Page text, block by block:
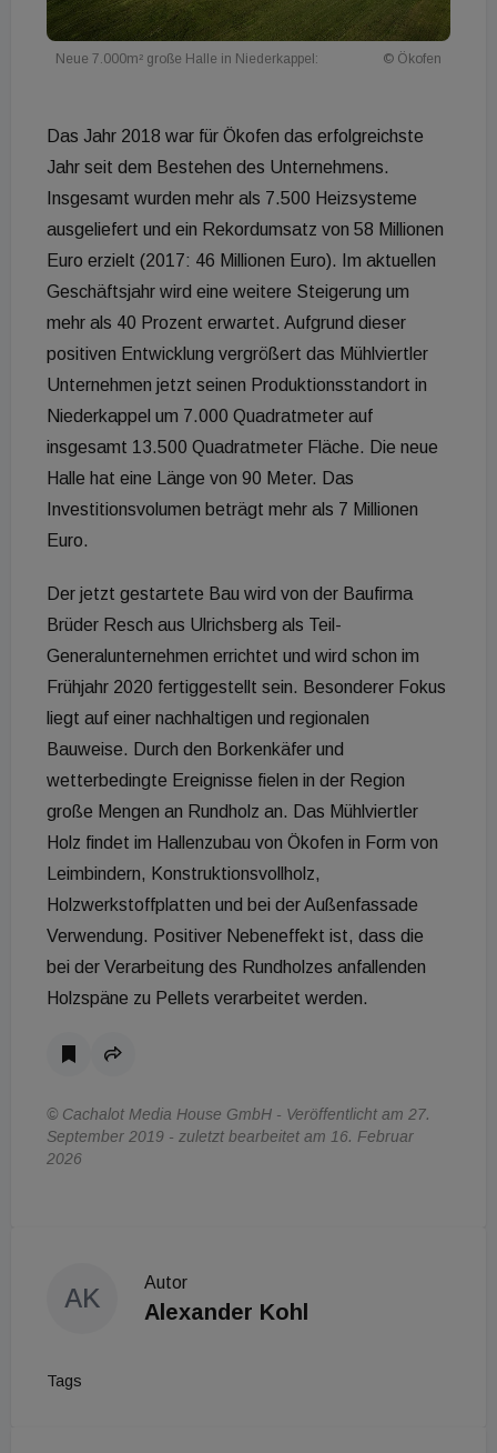
Neue 7.000m² große Halle in Niederkappel: © Ökofen
Das Jahr 2018 war für Ökofen das erfolgreichste
Jahr seit dem Bestehen des Unternehmens.
Insgesamt wurden mehr als 7.500 Heizsysteme
ausgeliefert und ein Rekordumsatz von 58 Millionen
Euro erzielt (2017: 46 Millionen Euro). Im aktuellen
Geschäftsjahr wird eine weitere Steigerung um
mehr als 40 Prozent erwartet. Aufgrund dieser
positiven Entwicklung vergrößert das Mühlviertler
Unternehmen jetzt seinen Produktionsstandort in
Niederkappel um 7.000 Quadratmeter auf
insgesamt 13.500 Quadratmeter Fläche. Die neue
Halle hat eine Länge von 90 Meter. Das
Investitionsvolumen beträgt mehr als 7 Millionen
Euro.
Der jetzt gestartete Bau wird von der Baufirma
Brüder Resch aus Ulrichsberg als Teil-
Generalunternehmen errichtet und wird schon im
Frühjahr 2020 fertiggestellt sein. Besonderer Fokus
liegt auf einer nachhaltigen und regionalen
Bauweise. Durch den Borkenkäfer und
wetterbedingte Ereignisse fielen in der Region
große Mengen an Rundholz an. Das Mühlviertler
Holz findet im Hallenzubau von Ökofen in Form von
Leimbindern, Konstruktionsvollholz,
Holzwerkstoffplatten und bei der Außenfassade
Verwendung. Positiver Nebeneffekt ist, dass die
bei der Verarbeitung des Rundholzes anfallenden
Holzspäne zu Pellets verarbeitet werden.
© Cachalot Media House GmbH - Veröffentlicht am 27.
September 2019 - zuletzt bearbeitet am 16. Februar
2026
AK
Autor
Alexander Kohl
Tags